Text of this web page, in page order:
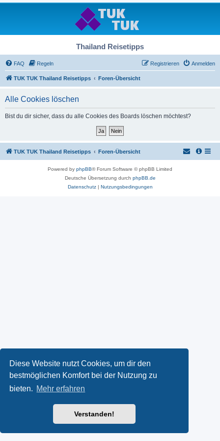
Diese Website nutzt Cookies, um dir den
bestmöglichen Komfort bei der Nutzung zu
bieten. Mehr erfahren
Verstanden!
Thailand Reisetipps
FAQ Regeln Anmelden
Registrieren
TUK TUK Thailand Reisetipps Foren-Übersicht
Alle Cookies löschen
Bist du dir sicher, dass du alle Cookies des Boards löschen möchtest?
TUK TUK Thailand Reisetipps Foren-Übersicht
Powered by phpBB® Forum Software © phpBB Limited
Deutsche Übersetzung durch phpBB.de
Datenschutz| Nutzungsbedingungen